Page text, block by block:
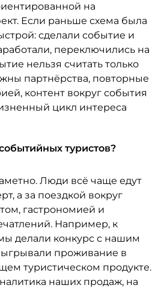
на
Если раньше схема была
сделали событие и
переключились на
нельзя считать только
партнёрства, повторные
контент вокруг события
цикл интереса
туристов?
Люди всё чаще едут
а за поездкой вокруг
гастрономией и
Например, к
делали конкурс с нашим
проживание в
туристическом продукте.
наших продаж, на